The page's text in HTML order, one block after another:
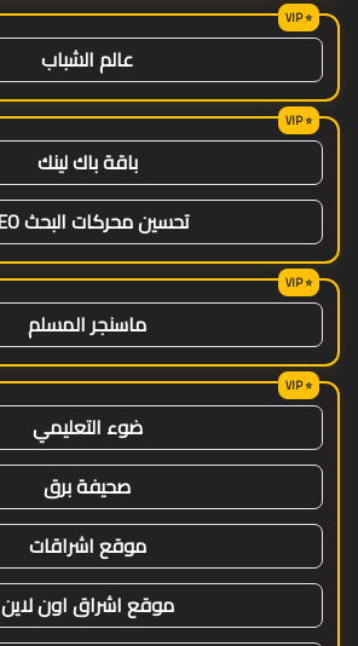
عالم الشباب
باقة باك لينك
تحسين محركات البحث SEO
ماسنجر المسلم
ضوء التعليمي
صحيفة برق
موقع اشراقات
موقع اشراق اون لاين